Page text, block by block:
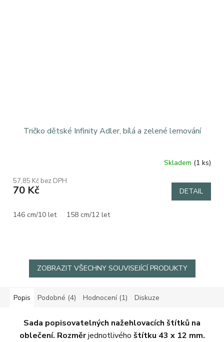
Tričko dětské Infinity Adler, bílá a zelené lemování
Skladem (1 ks)
57,85 Kč bez DPH
70 Kč DETAIL
146 cm/10 let 158 cm/12 let
ZOBRAZIT VŠECHNY SOUVISEJÍCÍ PRODUKTY
Popis Podobné (4) Hodnocení (1) Diskuze
Sada popisovatelných nažehlovacích štítků na
oblečení. Rozměrjednotlivého štítku 43 x 12 mm.